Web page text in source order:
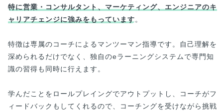
特に営業・コンサルタント、マーケティング、エンジニアのキ
ャリアチェンジに強みをもっています。
特徴は専属のコーチによるマンツーマン指導です。自己理解を
深められるだけでなく、独自のeラーニングシステムで専門知
識の習得も同時に行えます。
学んだことをロールプレイングでアウトプットし、コーチがフ
ィードバックもしてくれるので、コーチングを受けながら挑戦